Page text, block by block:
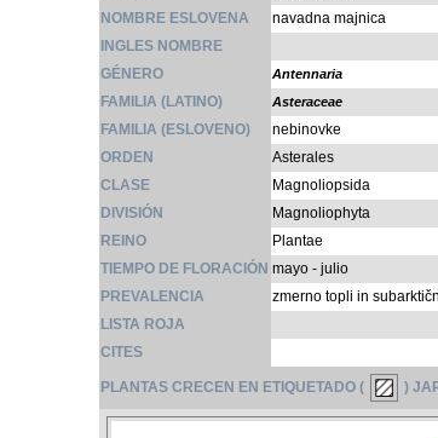
NOMBRE ESLOVENA
navadna majnica
INGLES NOMBRE
GÉNERO
Antennaria
FAMILIA (LATINO) Asteraceae
FAMILIA (ESLOVENO)
nebinovke
ORDEN
Asterales
CLASE
Magnoliopsida
DIVISIÓN
Magnoliophyta
REINO
Plantae
TIEMPO DE FLORACIÓN mayo - julio
PREVALENCIA
zmerno topli in
LISTA ROJA
CITES
PLANTAS CRECEN EN ETIQUETADO ( )